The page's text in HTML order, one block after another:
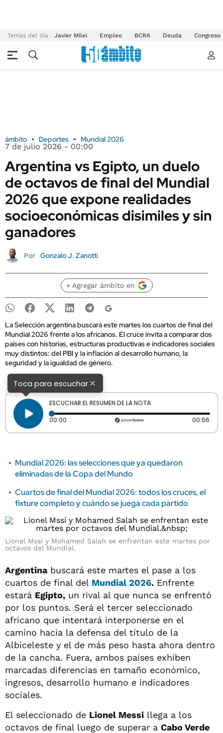
Temas del día Javier Milei Empleo BCRA Deuda Congreso
ámbito Deportes Mundial 2026
7 de julio 2026 - 00:00
Argentina vs Egipto, un duelo
de octavos de final del Mundial
2026 que expone realidades
socioeconómicas disimiles y sin
ganadores
Por Gonzalo J. Zanotti
+ Agregar ámbito en
La Selección argentina buscará este martes los cuartos de final del
Mundial 2026 frente a los africanos. El cruce invita a comparar dos
países con historias, estructuras productivas e indicadores sociales
muy distintos: del PBI y la inflación al desarrollo humano, la
seguridad y la igualdad de género.
Toca para escuchar×
ESCUCHAR EL RESUMEN DE LA NOTA
00:00 Tiempo transcurrido: 0 segundos 00:56
Mundial 2026: las selecciones que ya quedaron
eliminadas de la Copa del Mundo
Cuartos de final del Mundial 2026: todos los cruces, el
fixture completo y cuándo se juega cada partido
Lionel Mssi y Mohamed Salah se enfrentan este martes por
octavos del Mundial.
Argentinabuscará este martes el pase a los
cuartos de final del Mundial 2026. Enfrente
estará Egipto, un rival al que nunca se enfrentó
por los puntos. Será el tercer seleccionado
africano que intentará interponerse en el
camino hacia la defensa del título de la
Albiceleste y el de más peso hasta ahora dentro
de la cancha. Fuera, ambos países exhiben
marcadas diferencias en tamaño económico,
ingresos, desarrollo humano e indicadores
sociales.
El seleccionado de Lionel Messi llega a los
octavos de final luego de superar a Cabo Verde